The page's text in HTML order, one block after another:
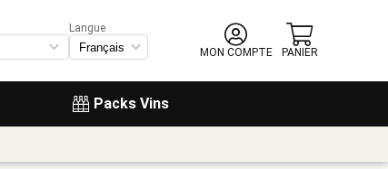
Packs Vins
Langue
MON COMPTE
PANIER